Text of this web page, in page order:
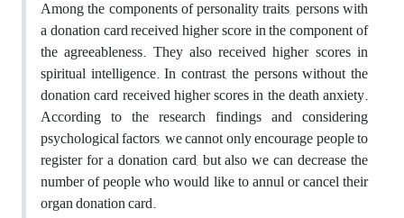
Among the components of personality traits, persons with
a donation card received higher score in the component of
the agreeableness. They also received higher scores in
spiritual intelligence. In contrast, the persons without the
donation card received higher scores in the death anxiety.
According to the research findings and considering
psychological factors, we cannot only encourage people to
register for a donation card, but also we can decrease the
number of people who would like to annul or cancel their
organ donation card.